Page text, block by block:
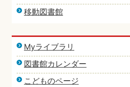
移動図書館
Myライブラリ
図書館カレンダー
こどものページ